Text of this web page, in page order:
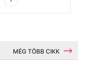
MÉG TÖBB CIKK